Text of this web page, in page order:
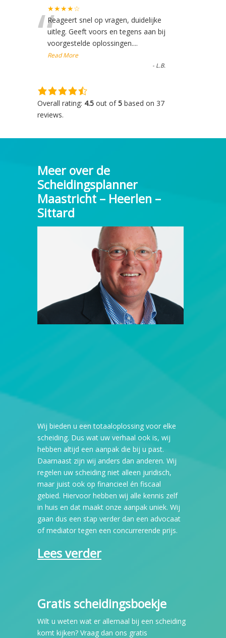
★★★★☆
“Reageert snel op vragen, duidelijke
uitleg. Geeft voors en tegens aan bij
voorgestelde oplossingen....
Read More
- L.B.
4,5
rating
based
12.345
Overall rating: 4.5 out of5 based on 37
reviews.
Meer over de
Scheidingsplanner
Maastricht – Heerlen –
Sittard
Wij bieden u een totaaloplossing voor elke
scheiding. Dus wat uw verhaal ook is, wij
hebben altijd een aanpak die bij u past.
Daarnaast zijn wij anders dan anderen. Wij
regelen uw scheiding niet alleen juridisch,
maar juist ook op financieel én fiscaal
gebied. Hiervoor hebben wij alle kennis zelf
in huis en dat maakt onze aanpak uniek. Wij
gaan dus een stap verder dan een advocaat
of mediator tegen een concurrerende prijs.
Lees verder
Gratis scheidingsboekje
Wilt u weten wat er allemaal bij een scheiding
komt kijken? Vraag dan ons gratis